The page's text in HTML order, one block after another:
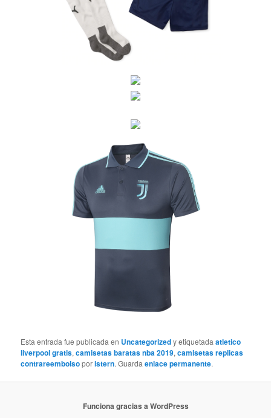
Esta entrada fue publicada en Uncategorizedy etiquetadaatletico
liverpool gratis,camisetas baratas nba 2019,camisetas replicas
contrareembolsoporistern. Guardaenlace permanente.
Funciona gracias a WordPress